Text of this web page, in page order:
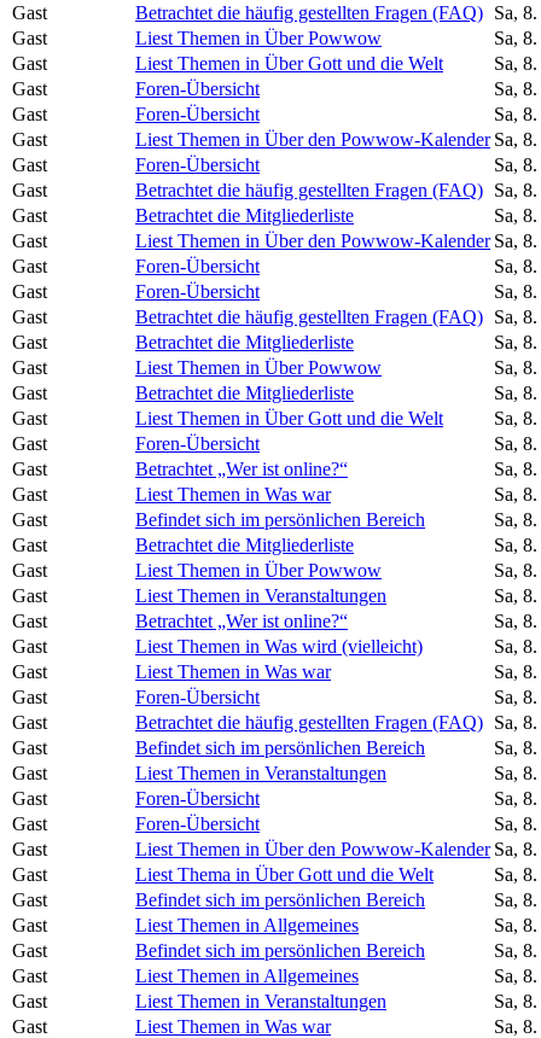
Gast
Betrachtet die häufig gestellten Fragen (FAQ) Sa,
Gast
Liest Themen in Über Powwow
Sa,
Gast
Liest Themen in Über Gott und die Welt
Sa,
Gast
Foren-Übersicht
Sa,
Gast
Foren-Übersicht
Sa,
Gast
Liest Themen in Über den Powwow-Kalender Sa,
Gast
Foren-Übersicht
Sa,
Gast
Betrachtet die häufig gestellten Fragen (FAQ) Sa,
Gast
Betrachtet die Mitgliederliste
Sa,
Gast
Liest Themen in Über den Powwow-Kalender Sa,
Gast
Foren-Übersicht
Sa,
Gast
Foren-Übersicht
Sa,
Gast
Betrachtet die häufig gestellten Fragen (FAQ) Sa,
Gast
Betrachtet die Mitgliederliste
Sa,
Gast
Liest Themen in Über Powwow
Sa,
Gast
Betrachtet die Mitgliederliste
Sa,
Gast
Liest Themen in Über Gott und die Welt
Sa,
Gast
Foren-Übersicht
Sa,
Gast
Betrachtet „Wer ist online?“
Sa,
Gast
Liest Themen in Was war
Sa,
Gast
Befindet sich im persönlichen Bereich
Sa,
Gast
Betrachtet die Mitgliederliste
Sa,
Gast
Liest Themen in Über Powwow
Sa,
Gast
Liest Themen in Veranstaltungen
Sa,
Gast
Betrachtet „Wer ist online?“
Sa,
Gast
Liest Themen in Was wird (vielleicht)
Sa,
Gast
Liest Themen in Was war
Sa,
Gast
Foren-Übersicht
Sa,
Gast
Betrachtet die häufig gestellten Fragen (FAQ) Sa,
Gast
Befindet sich im persönlichen Bereich
Sa,
Gast
Liest Themen in Veranstaltungen
Sa,
Gast
Foren-Übersicht
Sa,
Gast
Foren-Übersicht
Sa,
Gast
Liest Themen in Über den Powwow-Kalender Sa,
Gast
Liest Thema in Über Gott und die Welt
Sa,
Gast
Befindet sich im persönlichen Bereich
Sa,
Gast
Liest Themen in Allgemeines
Sa,
Gast
Befindet sich im persönlichen Bereich
Sa,
Gast
Liest Themen in Allgemeines
Sa,
Gast
Liest Themen in Veranstaltungen
Sa,
Gast
Liest Themen in Was war
Sa,